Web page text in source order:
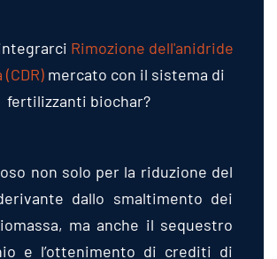
Rimozione dell'anidride
(CDR)mercato con il sistema di
fertilizzanti biochar?
non solo per la riduzione del
dallo smaltimento dei
ma anche il sequestro
e l’ottenimento di crediti di